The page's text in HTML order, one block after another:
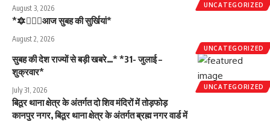
UNCATEGORIZED
August 3, 2026
UNCATEGORIZED
*🔯💁🏻‍♂️आज सुबह की सुर्खियां*
August 2, 2026
UNCATEGORIZED
सुबह की देश राज्यों से बड़ी खबरे…* *31- जुलाई –
शुक्रवार*
July 31, 2026
बिठूर थाना क्षेत्र के अंतर्गत दो शिव मंदिरों में तोड़फोड़
कानपुर नगर, बिठूर थाना क्षेत्र के अंतर्गत ब्रह्म नगर वार्ड में